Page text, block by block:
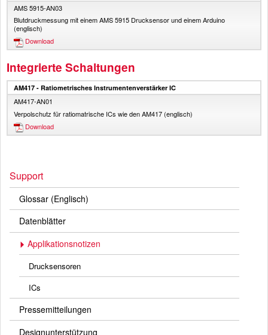
AMS 5915-AN03
Blutdruckmessung mit einem AMS 5915 Drucksensor und einem Arduino
(englisch)
Download
Integrierte Schaltungen
AM417 - Ratiometrisches Instrumentenverstärker IC
AM417-AN01
Verpolschutz für ratiomatrische ICs wie den AM417 (englisch)
Download
Support
Glossar (Englisch)
Datenblätter
Applikationsnotizen
Drucksensoren
ICs
Pressemitteilungen
Designunterstützung